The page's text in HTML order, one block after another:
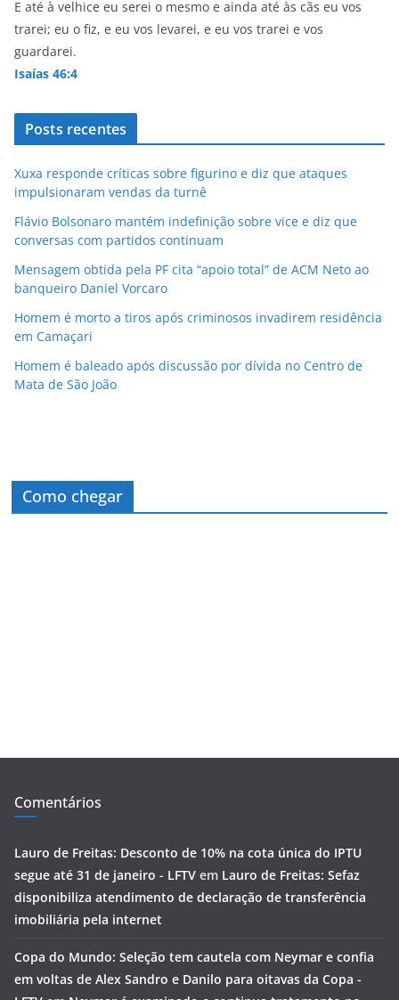
E até à velhice eu serei o mesmo e ainda até às cãs eu vos
trarei; eu o fiz, e eu vos levarei, e eu vos trarei e vos
guardarei.
Isaías 46:4
Posts recentes
Xuxa responde críticas sobre figurino e diz que ataques
impulsionaram vendas da turnê
Flávio Bolsonaro mantém indefinição sobre vice e diz que
conversas com partidos continuam
Mensagem obtida pela PF cita “apoio total” de ACM Neto ao
banqueiro Daniel Vorcaro
Homem é morto a tiros após criminosos invadirem residência
em Camaçari
Homem é baleado após discussão por dívida no Centro de
Mata de São João
Como chegar
Comentários
Lauro de Freitas: Desconto de 10% na cota única do IPTU
segue até 31 de janeiro - LFTV em Lauro de Freitas: Sefaz
disponibiliza atendimento de declaração de transferência
imobiliária pela internet
Copa do Mundo: Seleção tem cautela com Neymar e confia
em voltas de Alex Sandro e Danilo para oitavas da Copa -